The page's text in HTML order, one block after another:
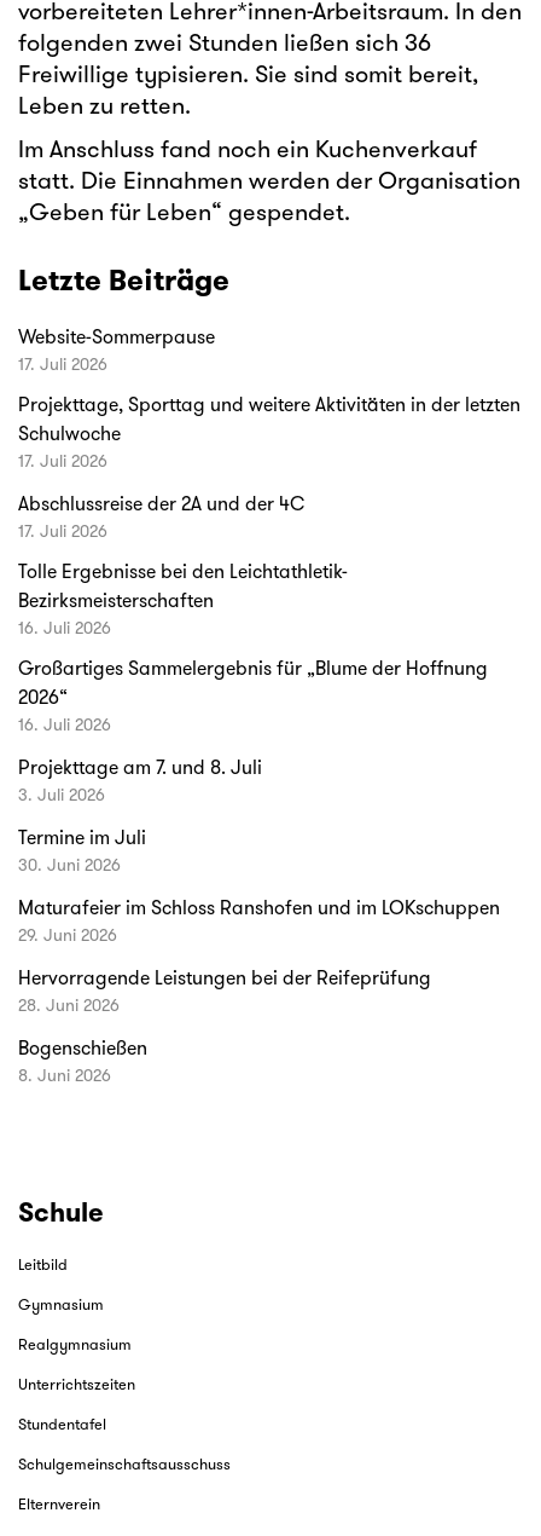
vorbereiteten Lehrer*innen-Arbeitsraum. In den
folgenden zwei Stunden ließen sich 36
Freiwillige typisieren. Sie sind somit bereit,
Leben zu retten.
Im Anschluss fand noch ein Kuchenverkauf
statt. Die Einnahmen werden der Organisation
„Geben für Leben“ gespendet.
Letzte Beiträge
Website-Sommerpause
17. Juli 2026
Projekttage, Sporttag und weitere Aktivitäten in der letzten
Schulwoche
17. Juli 2026
Abschlussreise der 2A und der 4C
17. Juli 2026
Tolle Ergebnisse bei den Leichtathletik-
Bezirksmeisterschaften
16. Juli 2026
Großartiges Sammelergebnis für „Blume der Hoffnung
2026“
16. Juli 2026
Projekttage am 7. und 8. Juli
3. Juli 2026
Termine im Juli
30. Juni 2026
Maturafeier im Schloss Ranshofen und im LOKschuppen
29. Juni 2026
Hervorragende Leistungen bei der Reifeprüfung
28. Juni 2026
Bogenschießen
8. Juni 2026
Schule
Leitbild
Gymnasium
Realgymnasium
Unterrichtszeiten
Stundentafel
Schulgemeinschaftsausschuss
Elternverein